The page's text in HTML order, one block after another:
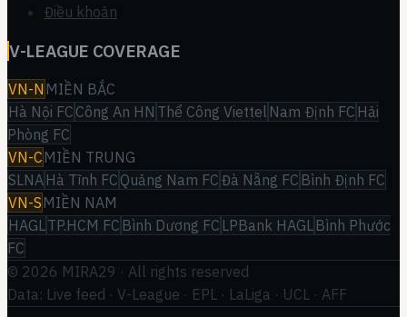
Điều khoản
V-LEAGUE COVERAGE
VN-N MIỀN BẮC
Hà Nội FC Công An HN Thể Công Viettel Nam Định FC Hải
Phòng FC
VN-CMIỀN TRUNG
SLNA Hà Tĩnh FC Quảng Nam FC Đà Nẵng FC Bình Định FC
VN-SMIỀN NAM
HAGL TP.HCM FC Bình Dương FC LPBank HAGL Bình Phước
FC
© 2026 MIRA29 · All rights reserved
Data: Live feed · V-League · EPL · LaLiga · UCL · AFF